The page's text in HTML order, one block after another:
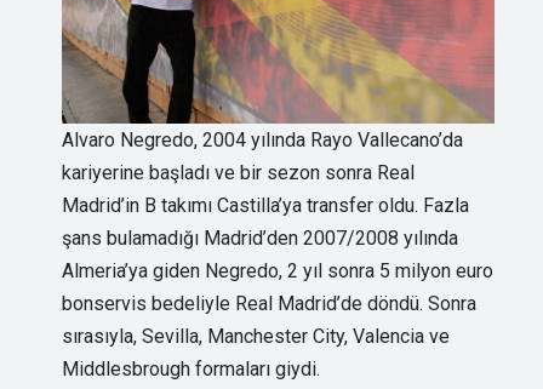
Alvaro Negredo, 2004 yılında Rayo Vallecano’da
kariyerine başladı ve bir sezon sonra Real
Madrid’in B takımı Castilla’ya transfer oldu. Fazla
şans bulamadığı Madrid’den 2007/2008 yılında
Almeria’ya giden Negredo, 2 yıl sonra 5 milyon euro
bonservis bedeliyle Real Madrid’de döndü. Sonra
sırasıyla, Sevilla, Manchester City, Valencia ve
Middlesbrough formaları giydi.